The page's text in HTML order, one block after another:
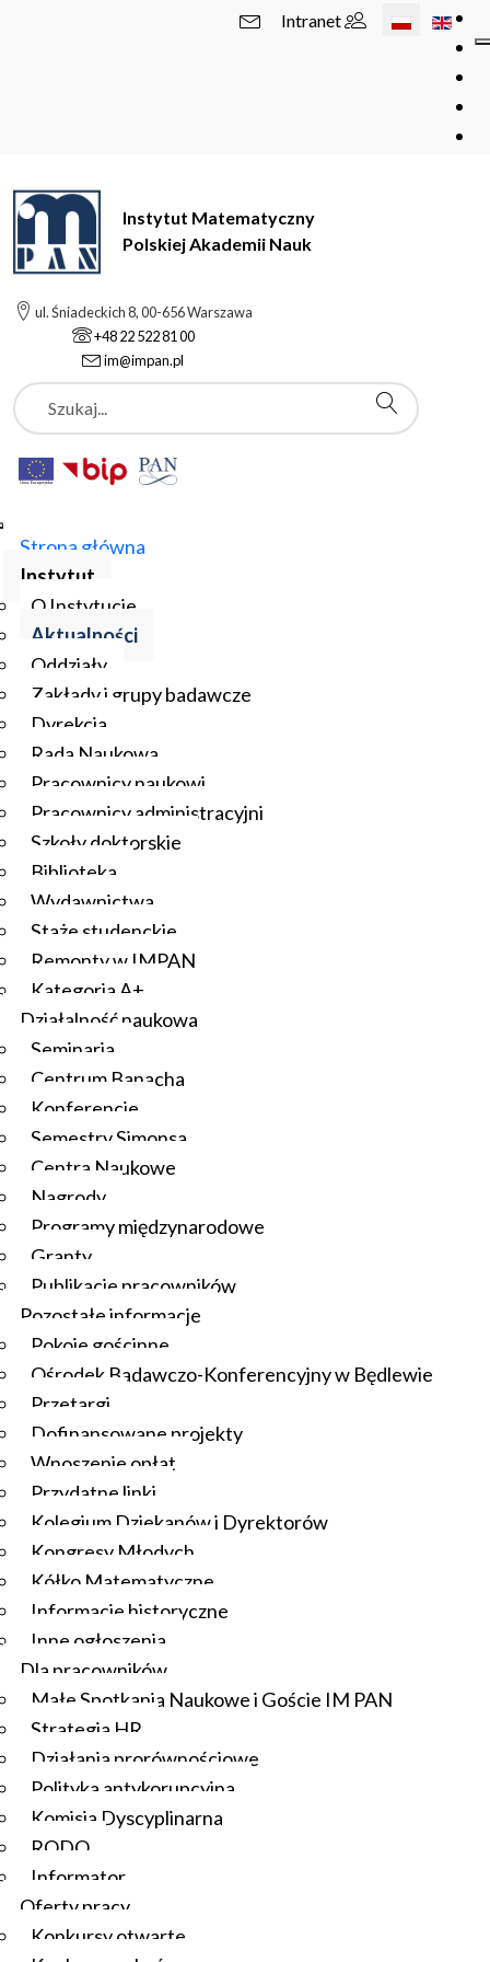
Wybierz swój
Intranet
Instytut Matematyczny
Polskiej Akademii Nauk
ul. Śniadeckich 8, 00-656 Warszawa
+48 22 522 81 00
im@impan.pl
Szukaj
Strona główna
Instytut
O Instytucie
Aktualności
Oddziały
Zakłady i grupy badawcze
Dyrekcja
Rada Naukowa
Pracownicy naukowi
Pracownicy administracyjni
Szkoły doktorskie
Biblioteka
Wydawnictwa
Staże studenckie
Remonty w IMPAN
Kategoria A+
Działalność naukowa
Seminaria
Centrum Banacha
Konferencje
Semestry Simonsa
Centra Naukowe
Nagrody
Programy międzynarodowe
Granty
Publikacje pracowników
Pozostałe informacje
Pokoje gościnne
Ośrodek Badawczo-Konferencyjny w Będlewie
Przetargi
Dofinansowane projekty
Wnoszenie opłat
Przydatne linki
Kolegium Dziekanów i Dyrektorów
Kongresy Młodych
Kółko Matematyczne
Informacje historyczne
Inne ogłoszenia
Dla pracowników
Małe Spotkania Naukowe i Goście IM PAN
Strategia HR
Działania prorównościowe
Polityka antykorupcyjna
Komisja Dyscyplinarna
RODO
Informator
Oferty pracy
Konkursy otwarte